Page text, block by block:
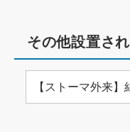
その他設置さ
【ストーマ外来】